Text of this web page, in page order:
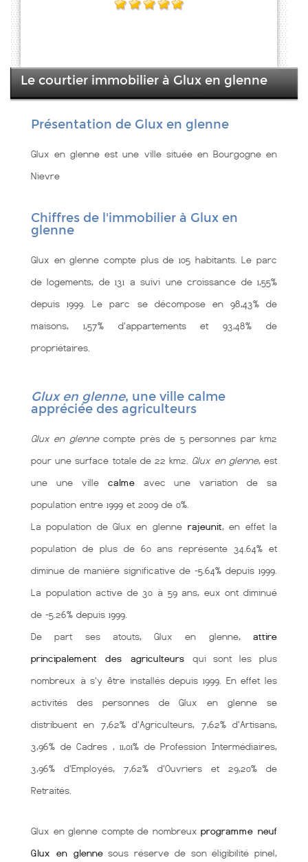
Le courtier immobilier à Glux en glenne
Présentation de Glux en glenne
Glux en glenne est une ville située en Bourgogne en
Nievre
Chiffres de l'immobilier à Glux en
glenne
Glux en glenne compte plus de 105 habitants. Le parc
de logements, de 131 a suivi une croissance de 1,55%
depuis 1999. Le parc se décompose en 98,43% de
maisons, 1,57% d'appartements et 93,48% de
propriétaires.
Glux en glenne, une ville calme
appréciée des agriculteurs
Glux en glennecompte près de 5 personnes par km2
pour une surface totale de 22 km2. Glux en glenne, est
une une ville calmeavec une variation de sa
population entre 1999 et 2009 de 0%.
La population de Glux en glennerajeunit, en effet la
population de plus de 60 ans représente 34.64% et
diminue de manière significative de -5.64% depuis 1999.
La population active de 30 à 59 ans, eux ont diminué
de -5.26% depuis 1999.
De part ses atouts, Glux en glenne, attire
principalement des agriculteurs qui sont les plus
nombreux à s'y être installés depuis 1999. En effet les
activités des personnes de Glux en glenne se
distribuent en 7,62% d'Agriculteurs, 7,62% d'Artisans,
3,96% de Cadres , 11,01% de Profession Intermédiaires,
3,96% d'Employés, 7,62% d'Ouvriers et 29,20% de
Retraités.
Glux en glenne compte de nombreuxprogramme neuf
Glux en glennesous réserve de son éligibilité pinel,